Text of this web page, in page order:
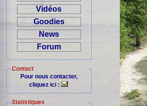
Vidéos
Goodies
News
Forum
Contact
Pour nous contacter,
cliquez ici :
Statistiques